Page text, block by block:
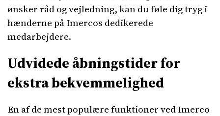
ønsker råd og vejledning, kan du føle dig tryg i
hænderne på Imercos dedikerede
medarbejdere.
Udvidede åbningstider for
ekstra bekvemmelighed
En af de mest populære funktioner ved Imerco